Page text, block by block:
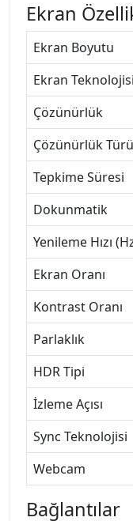
Ekran
Ekran Boyutu
Ekran Teknolojisi
Çözünürlük
Çözünürlük Türü
Tepkime Süresi
Dokunmatik
Yenileme Hızı
Ekran Oranı
Kontrast Oranı
Parlaklık
HDR Tipi
İzleme Açısı
Sync Teknolojisi
Webcam
Bağlantılar